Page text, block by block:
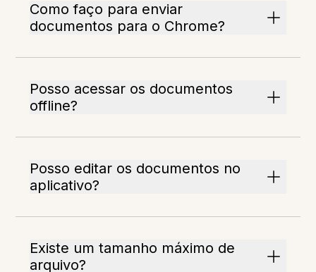
Como faço para enviar
documentos para o Chrome?
Posso acessar os documentos
offline?
Posso editar os documentos no
aplicativo?
Existe um tamanho máximo de
arquivo?